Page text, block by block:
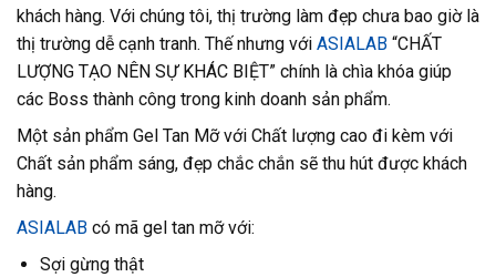
khách hàng. Với chúng tôi, thị trường làm đẹp chưa bao giờ là
thị trường dễ cạnh tranh. Thế nhưng với ASIALAB “CHẤT
LƯỢNG TẠO NÊN SỰ KHÁC BIỆT” chính là chìa khóa giúp
các Boss thành công trong kinh doanh sản phẩm.
Một sản phẩm Gel Tan Mỡ với Chất lượng cao đi kèm với
Chất sản phẩm sáng, đẹp chắc chắn sẽ thu hút được khách
hàng.
ASIALAB có mã gel tan mỡ với:
Sợi gừng thật